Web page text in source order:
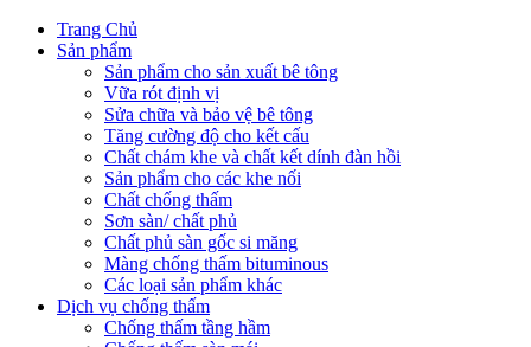
Trang Chủ
Sản phẩm
Sản phẩm cho sản xuất bê tông
Vữa rót định vị
Sửa chữa và bảo vệ bê tông
Tăng cường độ cho kết cấu
Chất chám khe và chất kết dính đàn hồi
Sản phẩm cho các khe nối
Chất chống thấm
Sơn sàn/ chất phủ
Chất phủ sàn gốc si măng
Màng chống thấm bituminous
Các loại sản phẩm khác
Dịch vụ chống thấm
Chống thấm tầng hầm